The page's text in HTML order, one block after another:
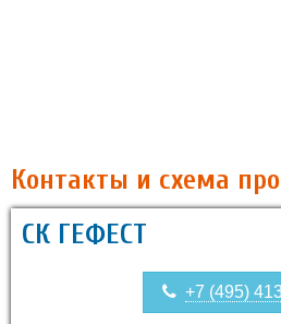
Контакты и схема
СК ГЕФЕСТ
+7 (495)